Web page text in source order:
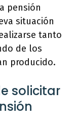
pensión
situación
tanto
de los
producido.
solicitar